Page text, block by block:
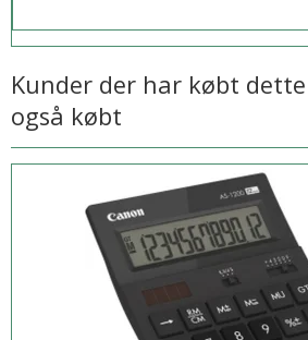
Kunder der har købt
også købt